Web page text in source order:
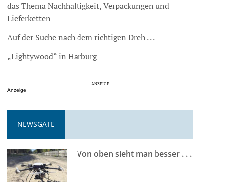
das Thema Nachhaltigkeit, Verpackungen und
Lieferketten
Auf der Suche nach dem richtigen Dreh . . .
„Lightywood“ in Harburg
Anzeige
NEWSGATE
Von oben sieht man besser . . .